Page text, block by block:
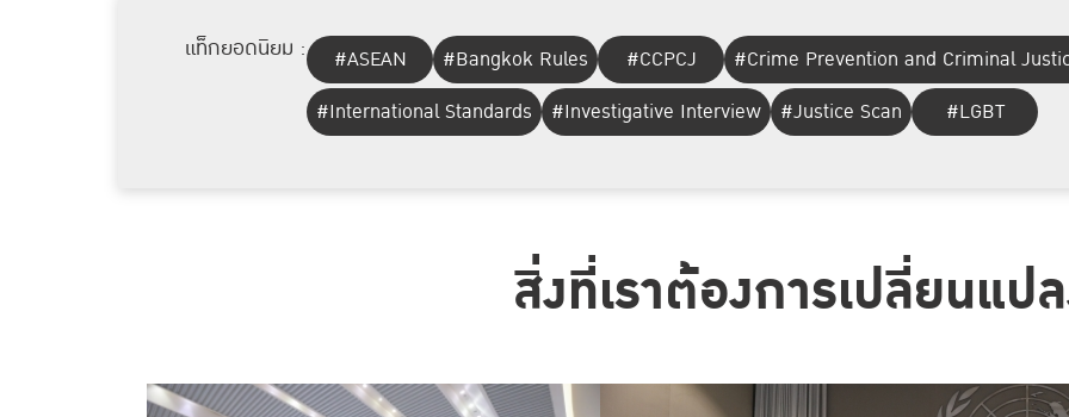
แท็กยอดนิยม : #ASEAN #Bangkok Rules #CCPCJ
#Crime Prevention and Criminal
#International Standards
#Investigative Interview #Justice Scan #LGBT
สิ่งที่เราต้องการเปลี่ยนแป